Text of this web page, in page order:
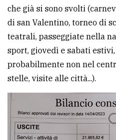
che già si sono svolti
di san Valentino, torneo di
teatrali, passeggiate nella
sport, giovedì e sabati
probabilmente non nel
stelle, visite alle città...).